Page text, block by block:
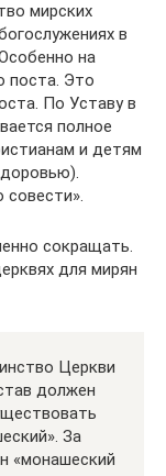
мирских
в
на
поста. Это
По Уставу в
полное
и детям
совести».
сокращать.
для мирян
Церкви
должен
За
«монашеский